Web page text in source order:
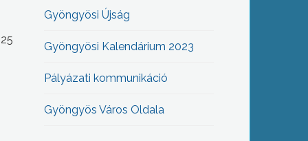
Gyöngyösi Újság
Gyöngyösi Kalendárium 2023
Pályázati kommunikáció
Gyöngyös Város Oldala